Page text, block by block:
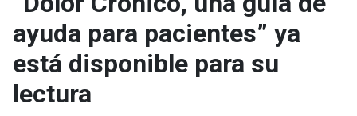
Quiénes somos
ayuda para pacientes” ya
está disponible para su
lectura